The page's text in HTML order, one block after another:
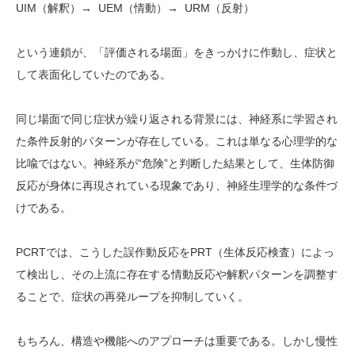
UIM（解釈）→ UEM（情動）→ URM（反射）
という連鎖が、「評価される場面」をきっかけに作動し、症状と
して表面化していたのである。
同じ場面で同じ症状が繰り返される背景には、神経系に学習され
た条件反射的パターンが存在している。これは単なる心理学的な
比喩ではない。神経系が“危険”と判断した結果として、生体防御
反応が身体に再現されている現象であり、神経生理学的な条件づ
けである。
PCRTでは、こうした誤作動反応をPRT（生体反応検査）によっ
て検出し、その上流に存在する情動反応や解釈パターンを調整す
ることで、症状の再発ループを抑制していく。
もちろん、構造や機能へのアプローチは重要である。しかし慢性